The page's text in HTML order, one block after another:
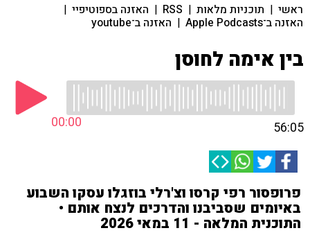
ראשי | תוכניות מלאות |
RSS
| האזנה בספוטיפיי |
האזנה ב־Apple Podcasts | האזנה ב־youtube
בין אימה לחוסן
00:00 56:05
פרופסור רפי קרסו וצ'רלי בוזגלו עסקו השבוע
באיומים שסביבנו והדרכים לנצח אותם •
התוכנית המלאה - 11 במאי 2026